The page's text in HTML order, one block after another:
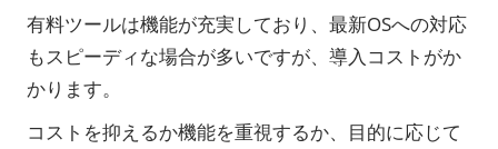
有料ツールは機能が充実しており、最新OSへの対応
もスピーディな場合が多いですが、導入コストがか
かります。
コストを抑えるか機能を重視するか、目的に応じて